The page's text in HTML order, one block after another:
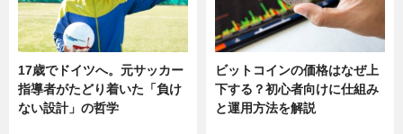
17歳でドイツへ。元サッカー
指導者がたどり着いた「負け
ない設計」の哲学
ビットコインの価格はなぜ上
下する？初心者向けに仕組み
と運用方法を解説